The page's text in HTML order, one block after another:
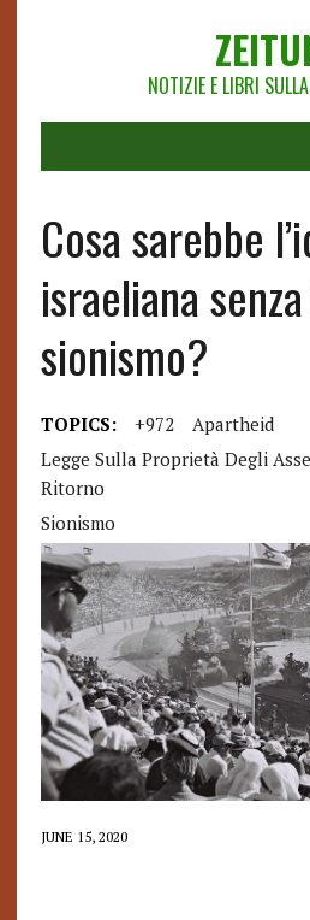
NOTIZIE E LIBRI
Cosa sarebbe
israeliana
sionismo?
TOPICS: +972
Apartheid
Legge Sulla Proprietà Degli
Ritorno
Sionismo
JUNE 15, 2020